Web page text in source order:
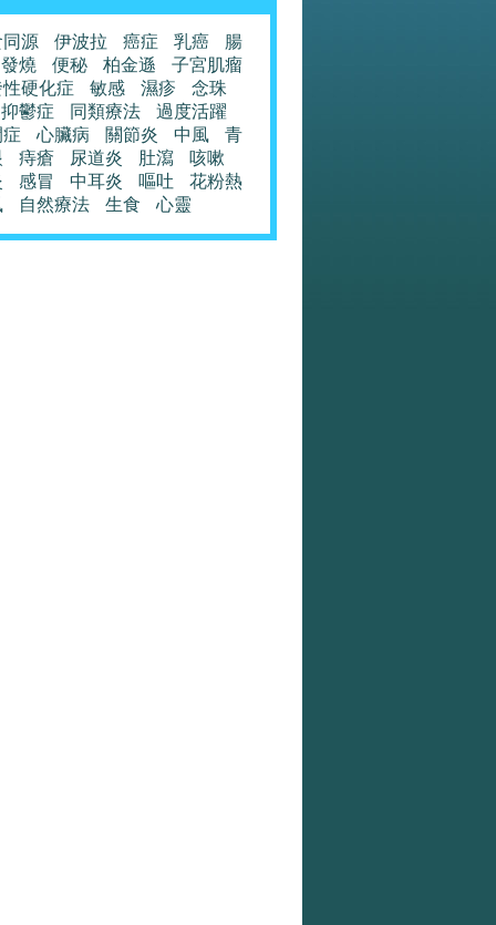
源 伊波拉 癌症 乳癌
腸
發燒
便秘 柏金遜
子宮肌瘤
硬化症
敏感 濕疹
念珠
抑鬱症
同類療法
過度活躍
心臟病 關節炎 中風
青
痔瘡 尿道炎 肚瀉
咳嗽
感冒 中耳炎 嘔吐
花粉熱
自然療法 生食 心靈